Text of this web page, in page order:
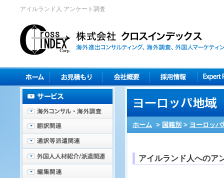
アイルランド人 アンケート調査
ホーム > 国籍別 > ヨーロッパ
アイルランド人へのア